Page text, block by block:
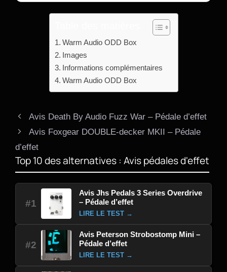
Warm Audio ODD Box
Images
Informations complémentaires
Warm Audio ODD Box
Avis Death By Audio Fuzz War – Pédale d’effet
Avis Foxgear DOUBLE-decker MKII – Pédale
d’effet
Top 10 des alternatives : Avis pédales d'effet
#1
Avis Jhs Pedals 3 Series Overdrive
– Pédale d’effet
LIRE LE TEST →
#2
Avis Peterson Strobostomp Mini –
Pédale d’effet
LIRE LE TEST →